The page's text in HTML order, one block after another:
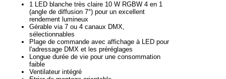
1 LED blanche très claire 10 W RGBW 4 en 1
(angle de diffusion 7°) pour un excellent
rendement lumineux
Gérable via 7 ou 4 canaux DMX,
sélectionnables
Plage de commande avec affichage à LED pour
l'adressage DMX et les préréglages
Longue durée de vie pour une consommation
faible
Ventilateur intégré